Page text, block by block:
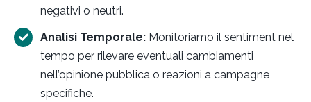
negativi o neutri.
Analisi Temporale: Monitoriamo il sentiment nel
tempo per rilevare eventuali cambiamenti
nell’opinione pubblica o reazioni a campagne
specifiche.